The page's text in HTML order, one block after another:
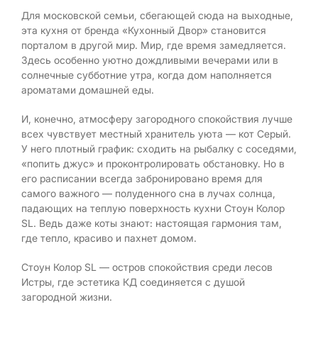
Для московской семьи, сбегающей сюда на выходные,
эта кухня от бренда «Кухонный Двор» становится
порталом в другой мир. Мир, где время замедляется.
Здесь особенно уютно дождливыми вечерами или в
солнечные субботние утра, когда дом наполняется
ароматами домашней еды.
И, конечно, атмосферу загородного спокойствия лучше
всех чувствует местный хранитель уюта — кот Серый.
У него плотный график: сходить на рыбалку с соседями,
«попить джус» и проконтролировать обстановку. Но в
его расписании всегда забронировано время для
самого важного — полуденного сна в лучах солнца,
падающих на теплую поверхность кухни Стоун Колор
SL. Ведь даже коты знают: настоящая гармония там,
где тепло, красиво и пахнет домом.
Стоун Колор SL — остров спокойствия среди лесов
Истры, где эстетика КД соединяется с душой
загородной жизни.